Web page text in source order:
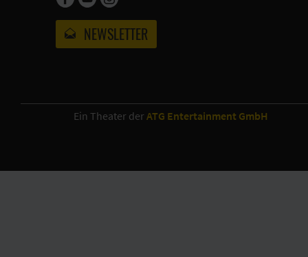
NEWSLETTER
Ein Theater der ATG Entertainment GmbH